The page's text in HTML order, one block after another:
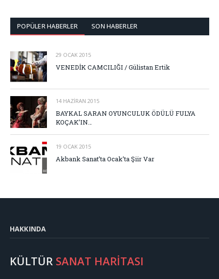
POPÜLER HABERLER SON HABERLER
29 OCAK 2015
VENEDİK CAMCILIĞI / Gülistan Ertik
14 HAZIRAN 2015
BAYKAL SARAN OYUNCULUK ÖDÜLÜ FULYA
KOÇAK’IN…
19 OCAK 2015
Akbank Sanat’ta Ocak’ta Şiir Var
HAKKINDA
KÜLTÜR SANAT HARİTASI